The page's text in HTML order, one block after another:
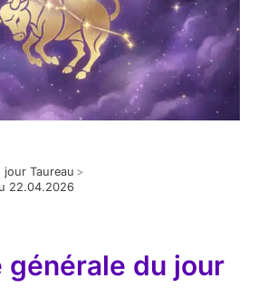
Taureau >
22.04.2026
générale du jour